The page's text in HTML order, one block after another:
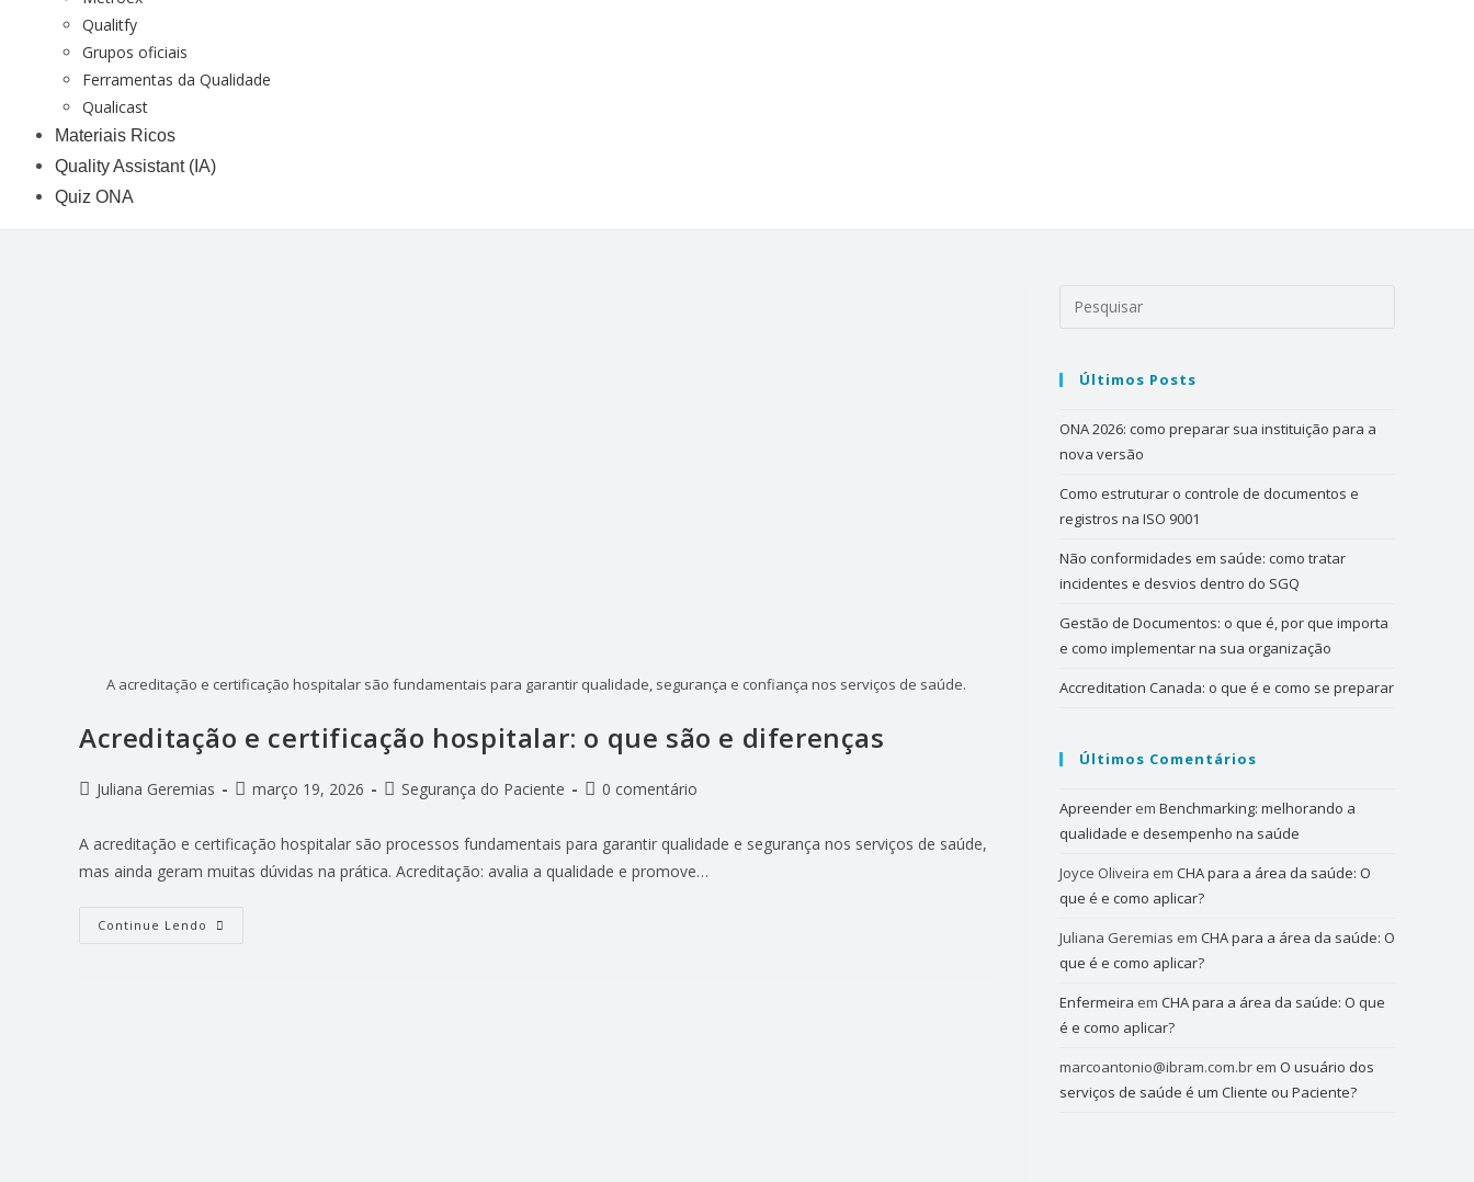
Qualitfy
Grupos oficiais
Ferramentas da Qualidade
Qualicast
Materiais Ricos
Quality Assistant (IA)
Quiz ONA
A acreditação e certificação hospitalar são fundamentais para garantir qualidade, segurança e confiança nos serviços de saúde.
Acreditação e certificação hospitalar: o que são e diferenças
Juliana Geremias março 19, 2026 Segurança do Paciente 0 comentário
A acreditação e certificação hospitalar são processos fundamentais para garantir qualidade e segurança nos serviços de saúde,
mas ainda geram muitas dúvidas na prática. Acreditação: avalia a qualidade e promove…
Continue Lendo
Últimos Posts
ONA 2026: como preparar sua instituição para a
nova versão
Como estruturar o controle de documentos e
registros na ISO 9001
Não conformidades em saúde: como tratar
incidentes e desvios dentro do SGQ
Gestão de Documentos: o que é, por que importa
e como implementar na sua organização
Accreditation Canada: o que é e como se preparar
Últimos Comentários
Apreender em Benchmarking: melhorando a
qualidade e desempenho na saúde
Joyce Oliveira em CHA para a área da saúde: O
que é e como aplicar?
Juliana Geremias em CHA para a área da saúde: O
que é e como aplicar?
Enfermeira em CHA para a área da saúde: O que
é e como aplicar?
marcoantonio@ibram.com.br em O usuário dos
serviços de saúde é um Cliente ou Paciente?